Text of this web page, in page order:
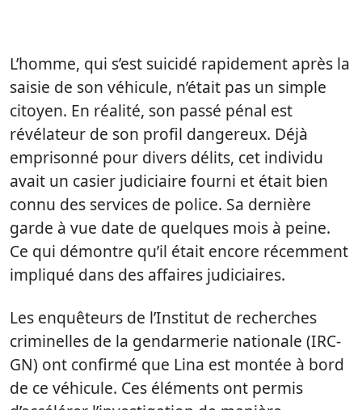
L’homme, qui s’est suicidé rapidement après la
saisie de son véhicule, n’était pas un simple
citoyen. En réalité, son passé pénal est
révélateur de son profil dangereux. Déjà
emprisonné pour divers délits, cet individu
avait un casier judiciaire fourni et était bien
connu des services de police. Sa dernière
garde à vue date de quelques mois à peine.
Ce qui démontre qu’il était encore récemment
impliqué dans des affaires judiciaires.
Les enquêteurs de l’Institut de recherches
criminelles de la gendarmerie nationale (IRC-
GN) ont confirmé que Lina est montée à bord
de ce véhicule. Ces éléments ont permis